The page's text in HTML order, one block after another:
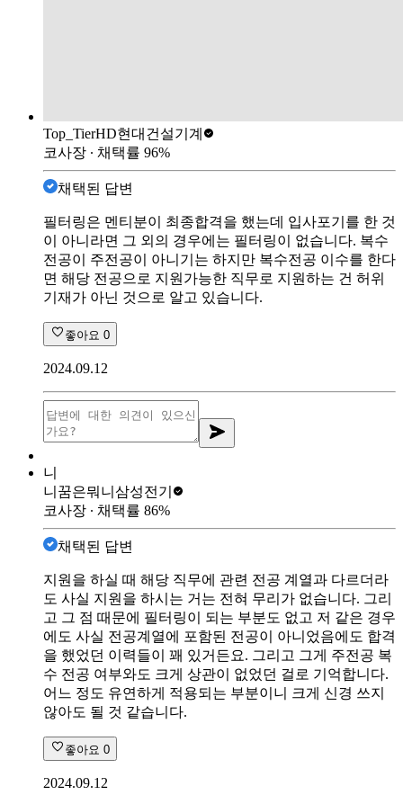
Top_TierHD현대건설기계
코사장 ∙ 채택률 96%
채택된 답변
필터링은 멘티분이 최종합격을 했는데 입사포기를 한 것
이 아니라면 그 외의 경우에는 필터링이 없습니다. 복수
전공이 주전공이 아니기는 하지만 복수전공 이수를 한다
면 해당 전공으로 지원가능한 직무로 지원하는 건 허위
기재가 아닌 것으로 알고 있습니다.
좋아요 0
2024.09.12
니
니꿈은뭐니 삼성전기
코사장 ∙ 채택률 86%
채택된 답변
지원을 하실 때 해당 직무에 관련 전공 계열과 다르더라
도 사실 지원을 하시는 거는 전혀 무리가 없습니다. 그리
고 그 점 때문에 필터링이 되는 부분도 없고 저 같은 경우
에도 사실 전공계열에 포함된 전공이 아니었음에도 합격
을 했었던 이력들이 꽤 있거든요. 그리고 그게 주전공 복
수 전공 여부와도 크게 상관이 없었던 걸로 기억합니다.
어느 정도 유연하게 적용되는 부분이니 크게 신경 쓰지
않아도 될 것 같습니다.
좋아요 0
2024.09.12